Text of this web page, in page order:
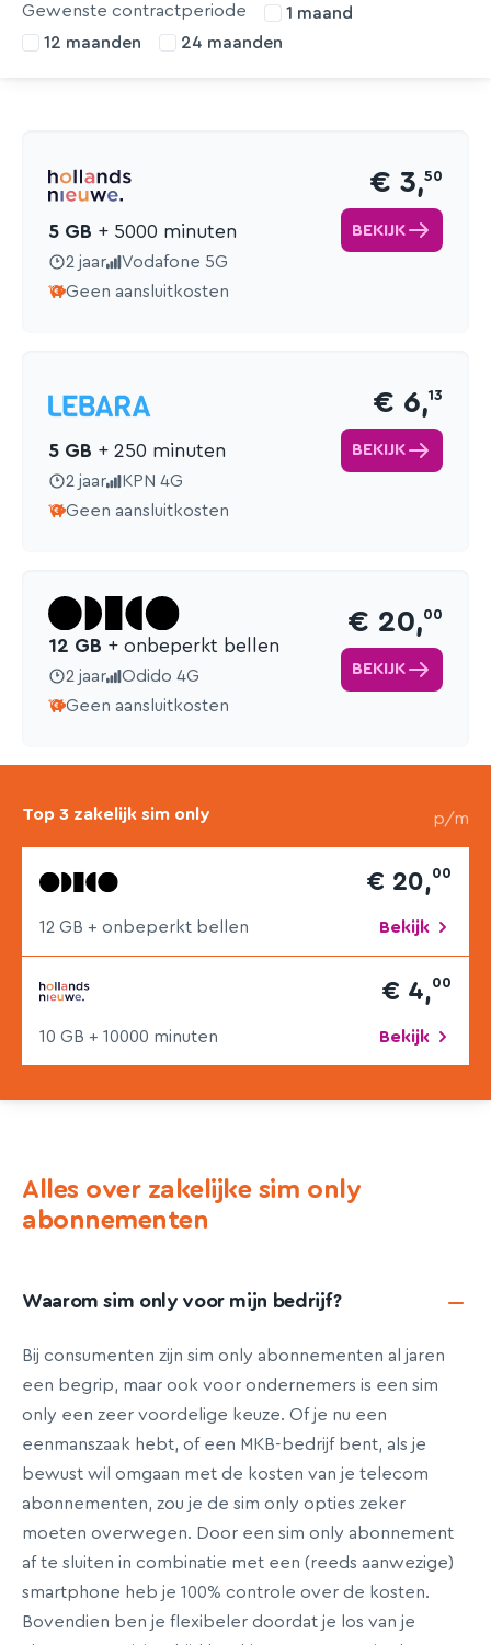
Gewenste contractperiode
1 maand
12 maanden
24 maanden
5 GB + 5000 minuten
2 jaar
Vodafone 5G
Geen aansluitkosten
€ 3,50
BEKIJK
5 GB + 250 minuten
2 jaar
KPN 4G
Geen aansluitkosten
€ 6,13
BEKIJK
12 GB + onbeperkt bellen
2 jaar
Odido 4G
Geen aansluitkosten
€ 20,00
BEKIJK
Top 3 zakelijk sim only p/m
€ 20,00
12 GB + onbeperkt bellen Bekijk
€ 4,00
10 GB + 10000 minuten Bekijk
Alles over zakelijke sim only
abonnementen
Waarom sim only voor mijn bedrijf?
Bij consumenten zijn sim only abonnementen al jaren
een begrip, maar ook voor ondernemers is een sim
only een zeer voordelige keuze. Of je nu een
eenmanszaak hebt, of een MKB-bedrijf bent, als je
bewust wil omgaan met de kosten van je telecom
abonnementen, zou je de sim only opties zeker
moeten overwegen. Door een sim only abonnement
af te sluiten in combinatie met een (reeds aanwezige)
smartphone heb je 100% controle over de kosten.
Bovendien ben je flexibeler doordat je los van je